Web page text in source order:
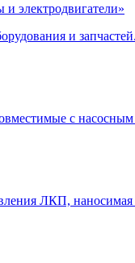
и электродвигатели»
и запчастей.
с
ЛКП,